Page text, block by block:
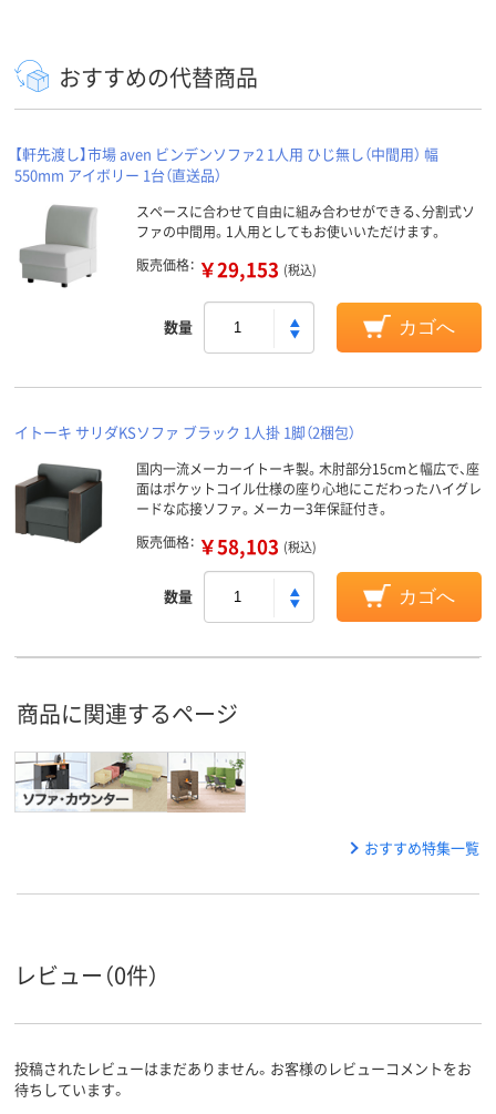
おすすめの代替商品
【軒先渡し】市場 aven ビンデンソファ2 1人用 ひじ無し（中間用） 幅
550mm アイボリー 1台（直送品）
スペースに合わせて自由に組み合わせができる、分割式ソ
ファの中間用。1人用としてもお使いいただけます。
販売価格： ￥29,153 (税込)
数量 カゴへ
イトーキ サリダKSソファ ブラック 1人掛 1脚（2梱包）
国内一流メーカーイトーキ製。木肘部分15cmと幅広で、座
面はポケットコイル仕様の座り心地にこだわったハイグレ
ードな応接ソファ。メーカー3年保証付き。
販売価格： ￥58,103 (税込)
数量 カゴへ
商品に関連するページ
おすすめ特集一覧
レビュー（0件）
投稿されたレビューはまだありません。お客様のレビューコメントをお
待ちしています。